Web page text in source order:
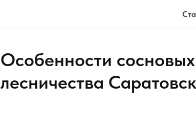
Особенности
лесничества